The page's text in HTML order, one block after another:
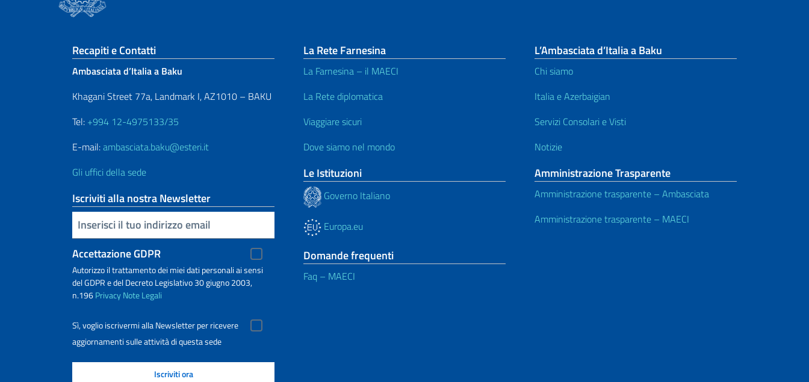
Sezione footer
Recapiti e Contatti
Ambasciata d’Italia a Baku
Khagani Street 77a, Landmark I, AZ1010 – BAKU
Tel: +994 12-4975133/35
E-mail:ambasciata.baku@esteri.it
Gli uffici della sede
Iscriviti alla nostra Newsletter
Inserisci la tua email
Accettazione GDPR
Autorizzo il trattamento dei miei dati personali ai sensi
del GDPR e del Decreto Legislativo 30 giugno 2003,
n.196PrivacyNote Legali
Sì, voglio iscrivermi alla Newsletter per ricevere
aggiornamenti sulle attività di questa sede
La Rete Farnesina
La Farnesina – il MAECI
La Rete diplomatica
Viaggiare sicuri
Dove siamo nel mondo
Le Istituzioni
Governo Italiano
Europa.eu
Domande frequenti
Faq – MAECI
L’Ambasciata d’Italia a Baku
Chi siamo
Italia e Azerbaigian
Servizi Consolari e Visti
Notizie
Amministrazione Trasparente
Amministrazione trasparente – Ambasciata
Amministrazione trasparente – MAECI